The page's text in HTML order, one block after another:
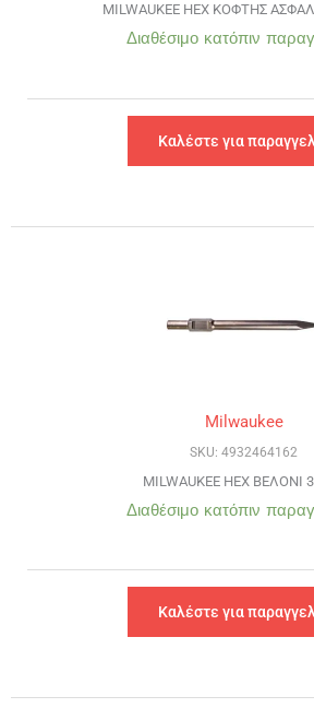
MILWAUKEE HEX ΚΟΦΤΗΣ
Διαθέσιμο κατόπιν
Καλέστε για
Milwaukee
SKU: 4932464162
MILWAUKEE HEX ΒΕΛΟΝΙ
Διαθέσιμο κατόπιν
Καλέστε για